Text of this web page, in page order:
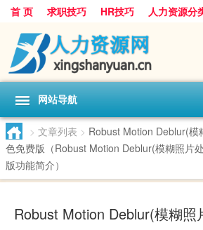
首 页 求职技巧 HR技巧 人力资源分
网站导航
> 文章列表 > Robust Motion Deblur(
色免费版（Robust Motion Deblur(模糊照片
版功能简介）
Robust Motion Deblur(模糊照